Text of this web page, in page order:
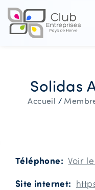
Solidas
Accueil /
Téléphone Voir
Site internet